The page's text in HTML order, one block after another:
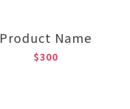
Product Name
$300